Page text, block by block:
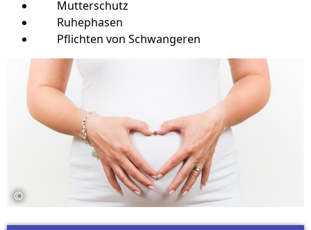
Mutterschutz
Ruhephasen
Pflichten von Schwangeren
©
©